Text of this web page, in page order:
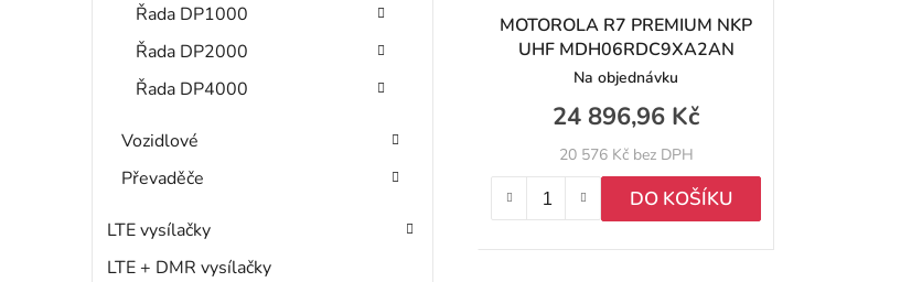
Řada DP1000
Řada DP2000
Řada DP4000
Vozidlové
Převaděče
LTE vysílačky
LTE + DMR vysílačky
t
MOTOROLA R7 PREMIUM NKP
UHF MDH06RDC9XA2AN
Na objednávku
20 576 Kč bez DPH
24 896,96 Kč
DO KOŠÍKU